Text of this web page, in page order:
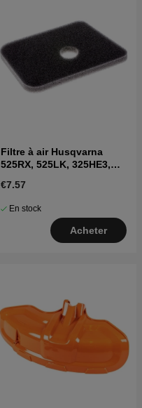
Filtre à air Husqvarna
525RX, 525LK, 325HE3,
€7.57
En stock
Acheter